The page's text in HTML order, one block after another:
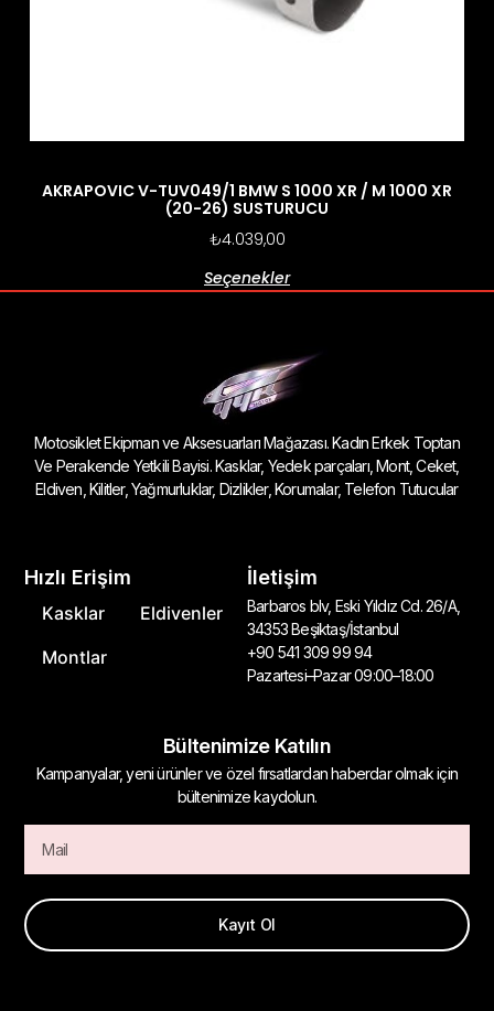
AKRAPOVIC V-TUV049/1 BMW S 1000 XR / M 1000 XR
(20-26) SUSTURUCU
₺4.039,00
Seçenekler
Motosiklet Ekipman ve Aksesuarları Mağazası. Kadın Erkek Toptan
Ve Perakende Yetkili Bayisi. Kasklar, Yedek parçaları, Mont, Ceket,
Eldiven, Kilitler, Yağmurluklar, Dizlikler, Korumalar, Telefon Tutucular
Hızlı Erişim
Kasklar
Eldivenler
Montlar
İletişim
Barbaros blv, Eski Yıldız Cd. 26/A,
34353 Beşiktaş/İstanbul
+90 541 309 99 94
Pazartesi–Pazar 09:00–18:00
Bültenimize Katılın
Kampanyalar, yeni ürünler ve özel fırsatlardan haberdar olmak için
bültenimize kaydolun.
Kayıt Ol